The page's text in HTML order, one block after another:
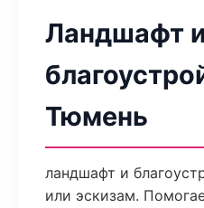
Ландшафт и
Тюмень
ландшафт и
или эскизам.